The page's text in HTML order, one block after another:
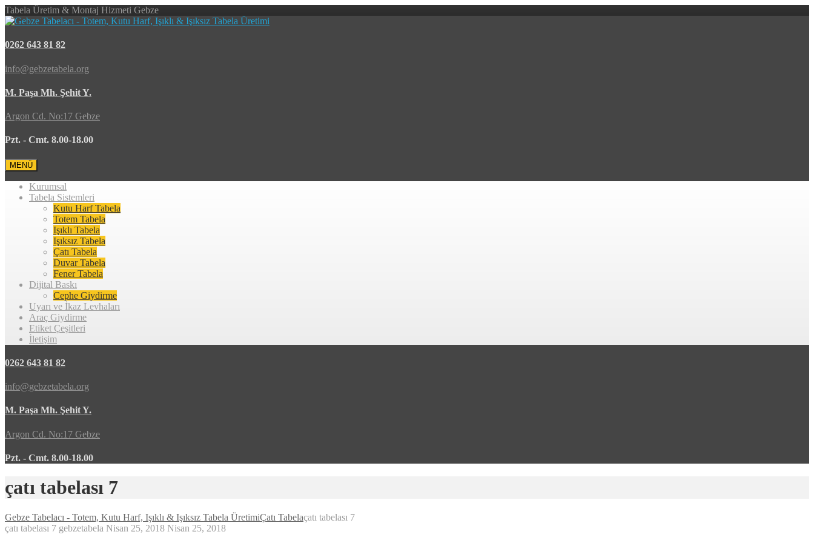
Tabela Üretim & Montaj Hizmeti Gebze
0262 643 81 82
info@gebzetabela.org
M. Paşa Mh. Şehit Y.
Argon Cd. No:17 Gebze
Pzt. - Cmt. 8.00-18.00
MENÜ
Kurumsal
Tabela Sistemleri
Kutu Harf Tabela
Totem Tabela
Işıklı Tabela
Işıksız Tabela
Çatı Tabela
Duvar Tabela
Fener Tabela
Dijital Baskı
Cephe Giydirme
Uyarı ve İkaz Levhaları
Araç Giydirme
Etiket Çeşitleri
İletişim
0262 643 81 82
info@gebzetabela.org
M. Paşa Mh. Şehit Y.
Argon Cd. No:17 Gebze
Pzt. - Cmt. 8.00-18.00
çatı tabelası 7
Gebze Tabelacı - Totem, Kutu Harf, Işıklı & Işıksız Tabela ÜretimiÇatı Tabelaçatı tabelası 7
çatı tabelası 7 gebzetabela Nisan 25, 2018 Nisan 25, 2018